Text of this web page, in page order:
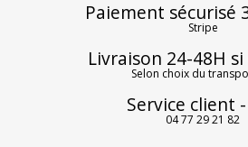
Paiement sécurisé
Stripe
Livraison 24-48H
Selon choix du
Service client
04 77 29 21 82